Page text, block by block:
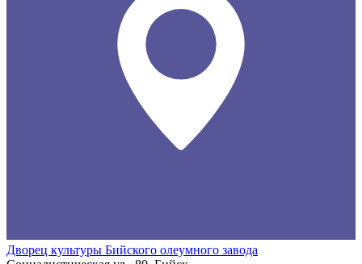
Дворец культуры Бийского олеумного завода